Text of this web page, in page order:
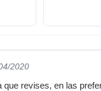
2020
que revises, en las